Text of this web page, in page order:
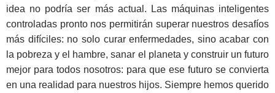
idea no podría ser más actual. Las máquinas inteligentes
controladas pronto nos permitirán superar nuestros desafíos
más difíciles: no solo curar enfermedades, sino acabar con
la pobreza y el hambre, sanar el planeta y construir un futuro
mejor para todos nosotros: para que ese futuro se convierta
en una realidad para nuestros hijos. Siempre hemos querido